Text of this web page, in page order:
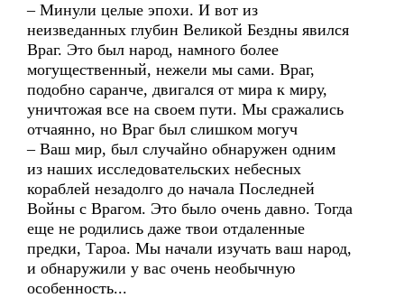
– Минули целые эпохи. И вот из
неизведанных глубин Великой Бездны явился
Враг. Это был народ, намного более
могущественный, нежели мы сами. Враг,
подобно саранче, двигался от мира к миру,
уничтожая все на своем пути. Мы сражались
отчаянно, но Враг был слишком могуч
– Ваш мир, был случайно обнаружен одним
из наших исследовательских небесных
кораблей незадолго до начала Последней
Войны с Врагом. Это было очень давно. Тогда
еще не родились даже твои отдаленные
предки, Тароа. Мы начали изучать ваш народ,
и обнаружили у вас очень необычную
особенность...